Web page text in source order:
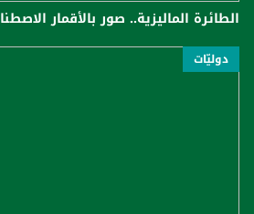
الطائرة الماليزية.. صور بالأقمار
دوليّات